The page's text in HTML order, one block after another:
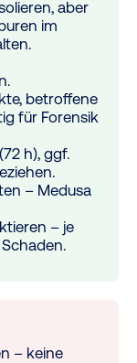
aber
im
betroffene
für Forensik
h), ggf.
– Medusa
– je
– keine